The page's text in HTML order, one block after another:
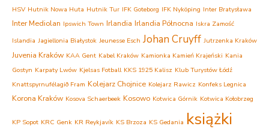
HSV Hutnik Nowa Huta Hutnik Tur IFK Goteborg IFK Nyköping Inter Bratysława
Inter Mediolan Ipswich Town Irlandia Irlandia Północna Iskra Zamość
Islandia Jagiellonia Białystok Jeunesse Esch Johan Cruyff Jutrzenka Kraków
Juvenia Kraków KAA Gent Kabel Kraków Kamionka Kamień Krajeński Kania
Gostyn Karpaty Lwów Kjelsas Fotball KKS 1925 Kalisz Klub Turystów Łódź
Knattspyrnufélagið Fram Kolejarz Chojnice Kolejarz Rawicz Konfeks Legnica
Korona Kraków Kosova Schaerbeek Kosowo Kotwica Górnik Kotwica Kołobrzeg
KP Sopot KRC Genk KR Reykjavík KS Brzoza KS Gedania książki